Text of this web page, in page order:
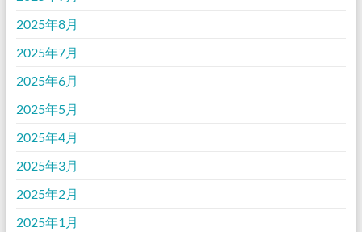
2025年8月
2025年7月
2025年6月
2025年5月
2025年4月
2025年3月
2025年2月
2025年1月